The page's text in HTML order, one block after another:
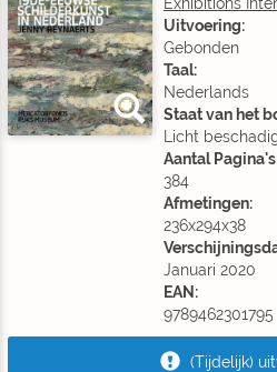
Exhibitions
Uitvoering:
Gebonden
Taal:
Nederlands
Staat van het
Licht
Aantal
384
Afmetingen:
236x294x38
Januari 2020
EAN:
9789462301795
(Tijdelijk)